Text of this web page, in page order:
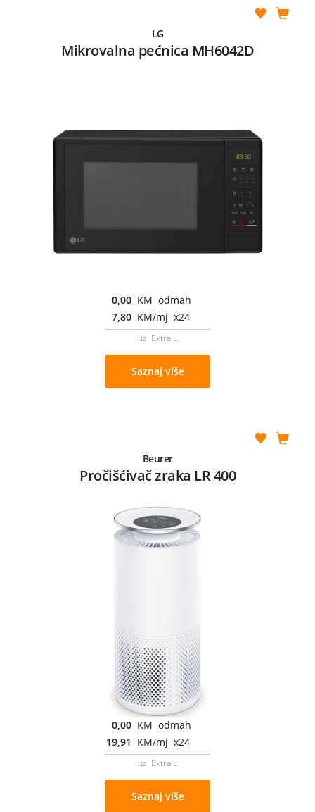
LG
Mikrovalna pećnica MH6042D
0,00 KM odmah
7,80 KM/mj x24
uz Extra L
Saznaj više
Beurer
Pročišćivač zraka LR 400
0,00 KM odmah
19,91 KM/mj x24
uz Extra L
Saznaj više